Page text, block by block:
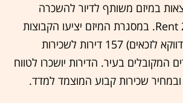
במיזם משותף לדיור להשכרה
ארוכת־טווח Rent 2 Stay. במסגרת המיזם יציעו הקבוצות
לציבור הרחב (לאו דווקא לזכאים) 157 דירות לשכירות
המקובלים בעיר. הדירות יושכרו לטווח
שכירות קבוע המוצמד למדד.